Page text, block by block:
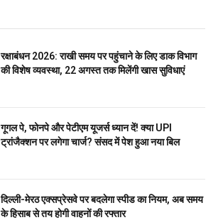
रक्षाबंधन 2026: राखी समय पर पहुंचाने के लिए डाक विभाग
की विशेष व्यवस्था, 22 अगस्त तक मिलेंगी खास सुविधाएं
गूगल पे, फोनपे और पेटीएम यूजर्स ध्यान दें! क्या UPI
ट्रांजैक्शन पर लगेगा चार्ज? संसद में पेश हुआ नया बिल
दिल्ली-मेरठ एक्सप्रेसवे पर बदलेगा स्पीड का नियम, अब समय
के हिसाब से तय होगी वाहनों की रफ्तार